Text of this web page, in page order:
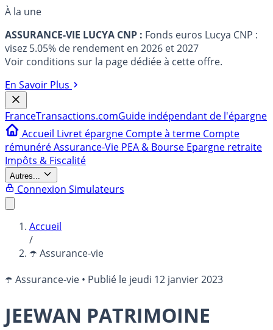
À la une
ASSURANCE-VIE LUCYA CNP : Fonds euros Lucya CNP :
visez 5.05% de rendement en 2026 et 2027
Voir conditions sur la page dédiée à cette offre.
En Savoir Plus
FranceTransactions.comGuide indépendant de l'épargne
Accueil Livret épargne Compte à terme Compte
rémunéréAssurance-Vie PEA & Bourse Epargne retraite
Impôts & Fiscalité
Autres...
Connexion Simulateurs
Accueil
/
☂️ Assurance-vie
☂️ Assurance-vie • Publié le jeudi 12 janvier 2023
JEEWAN PATRIMOINE